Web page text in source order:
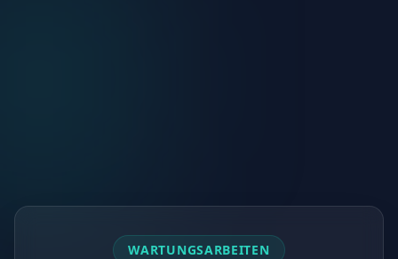
WARTUNGSARBEITEN